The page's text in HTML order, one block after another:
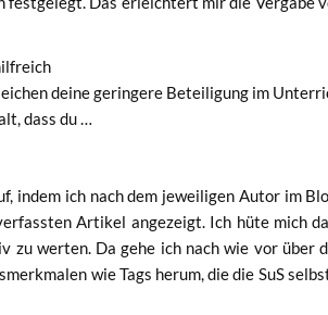
dei­ne gerin­ge­re Betei­li­gung im
dass du …
indem ich nach dem jewei­li­gen Autor im
Arti­kel ange­zeigt. Ich hüte mich
zu wer­ten. Da gehe ich nach wie vor
wie Tags her­um, die die SuS